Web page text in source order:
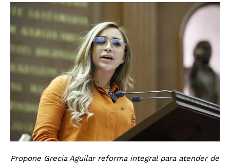
Propone Grecia Aguilar reforma integral para atender de